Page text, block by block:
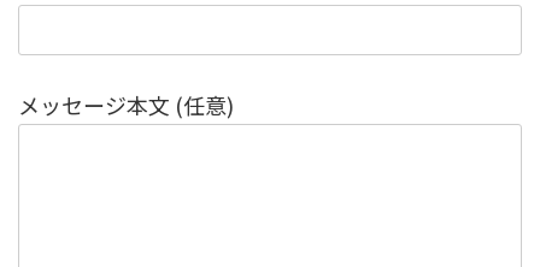
メッセージ本文 (任意)